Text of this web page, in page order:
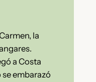
la
a Costa
se embarazó